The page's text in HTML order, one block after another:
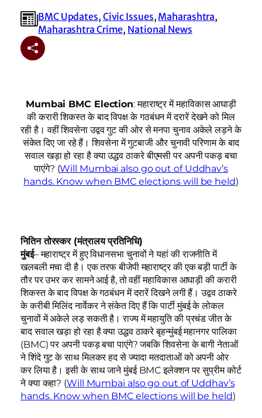
BMC Updates, Civic Issues, Maharashtra
Maharashtra Crime, National News
Mumbai BMC Election: महाराष्ट्र में महाविकास आघाड़ी
की करारी शिकस्त के बाद विपक्ष के गठबंधन में दरारें देखने को मिल
रही है। वहीं शिवसेना उद्वव गुट की ओर से मनपा चुनाव अकेले लड़ने के
संकेत दिए जा रहे हैं। शिवसेना में गुटबाजी और चुनावी परिणाम के बाद
सवाल खड़ा हो रहा है क्या उद्धव ठाकरे बीएमसी पर अपनी पकड़ बचा
पाएंगे? (Will Mumbai also go out of Uddhav’s
hands. Know when BMC elections will be held)
नितिन तोरस्कर (मंत्रालय प्रतिनिधि)
मुंबई– महाराष्ट्र में हुए विधानसभा चुनावों ने यहां की राजनीति में
खलबली मचा दी है। एक तरफ बीजेपी महाराष्ट्र की एक बड़ी पार्टी के
तौर पर उभर कर सामने आई है, तो वहीं महाविकास आघाड़ी की करारी
शिकस्त के बाद विपक्ष के गठबंधन में दरारें दिखने लगी हैं। उद्वव ठाकरे
के करीबी मिलिंद नार्वेकर ने संकेत दिए हैं कि पार्टी मुंबई के लोकल
चुनावों में अकेले लड़ सकती है। राज्य में महायुति की प्रचंड जीत के
बाद सवाल खड़ा हो रहा है क्या उद्धव ठाकरे बृहन्मुंबई महानगर पालिका
(BMC) पर अपनी पकड़ बचा पाएंगे? जबकि शिवसेना के बागी नेताओं
ने शिंदे गुट के साथ मिलकर हद से ज्यादा मतदाताओं को अपनी ओर
कर लिया है। इसी के साथ जाने मुंबई BMC इलेक्शन पर सुप्रीम कोर्ट
ने क्या कहा? (Will Mumbai also go out of Uddhav’s
hands. Know when BMC elections will be held)